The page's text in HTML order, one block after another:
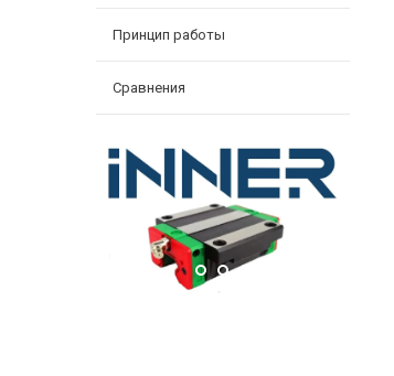
Принцип работы
Сравнения